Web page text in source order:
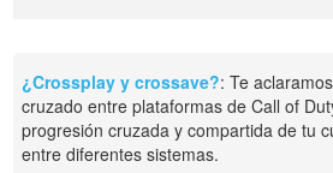
¿Crossplay y crossave?: Te
cruzado entre plataformas de Call of
progresión cruzada y compartida de tu
entre diferentes sistemas.